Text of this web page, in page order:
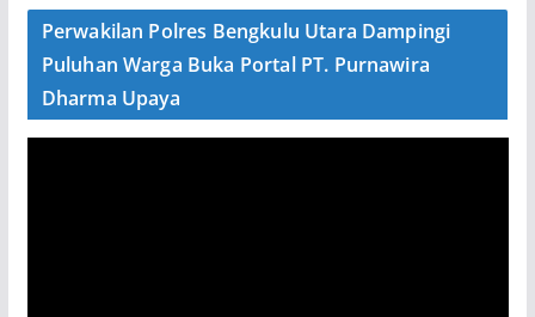
Perwakilan Polres Bengkulu Utara Dampingi
Puluhan Warga Buka Portal PT. Purnawira
Dharma Upaya